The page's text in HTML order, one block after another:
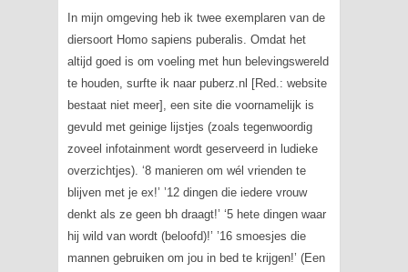
In mijn omgeving heb ik twee exemplaren van de
diersoort Homo sapiens puberalis. Omdat het
altijd goed is om voeling met hun belevingswereld
te houden, surfte ik naar puberz.nl [Red.: website
bestaat niet meer], een site die voornamelijk is
gevuld met geinige lijstjes (zoals tegenwoordig
zoveel infotainment wordt geserveerd in ludieke
overzichtjes). ‘8 manieren om wél vrienden te
blijven met je ex!’ ’12 dingen die iedere vrouw
denkt als ze geen bh draagt!’ ‘5 hete dingen waar
hij wild van wordt (beloofd)!’ ’16 smoesjes die
mannen gebruiken om jou in bed te krijgen!’ (Een